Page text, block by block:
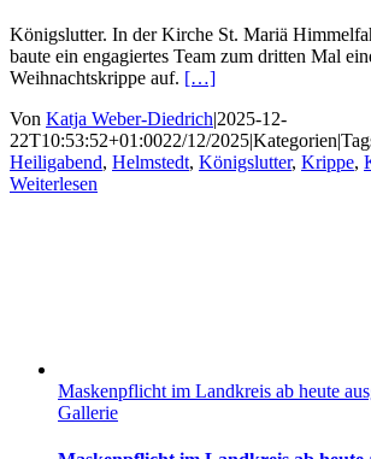
Königslutter. In der Kirche St. Mariä
baute ein engagiertes Team zum dritten Mal
Weihnachtskrippe auf. […]
Von Katja Weber-Diedrich|2025-12-
22T10:53:52+01:0022/12/2025|Kategorien|
Heiligabend, Helmstedt, Königslutter, Krippe,
Weiterlesen
Maskenpflicht im Landkreis ab heute
Gallerie